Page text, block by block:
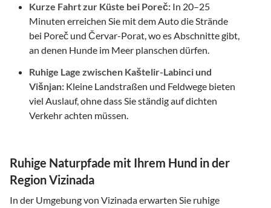
Kurze Fahrt zur Küste bei Poreč: In 20–25
Minuten erreichen Sie mit dem Auto die Strände
bei Poreč und Červar-Porat, wo es Abschnitte gibt,
an denen Hunde im Meer planschen dürfen.
Ruhige Lage zwischen Kaštelir-Labinci und
Višnjan: Kleine Landstraßen und Feldwege bieten
viel Auslauf, ohne dass Sie ständig auf dichten
Verkehr achten müssen.
Ruhige Naturpfade mit Ihrem Hund in der
Region Vizinada
In der Umgebung von Vizinada erwarten Sie ruhige